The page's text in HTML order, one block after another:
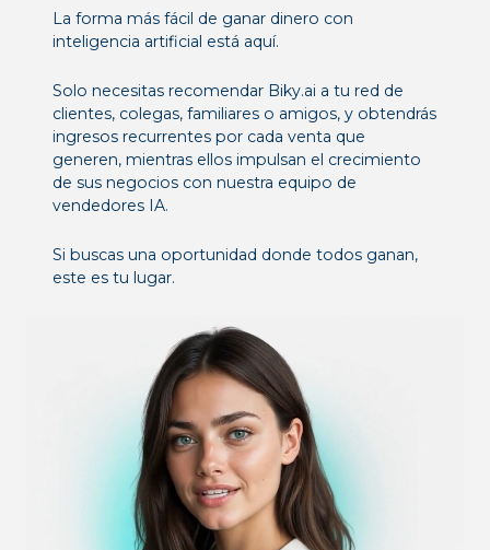
La forma más fácil de ganar dinero con
inteligencia artificial está aquí.
Solo necesitas recomendar Biky.ai a tu red de
clientes, colegas, familiares o amigos, y obtendrás
ingresos recurrentes por cada venta que
generen, mientras ellos impulsan el crecimiento
de sus negocios con nuestra equipo de
vendedores IA.
Si buscas una oportunidad donde todos ganan,
este es tu lugar.